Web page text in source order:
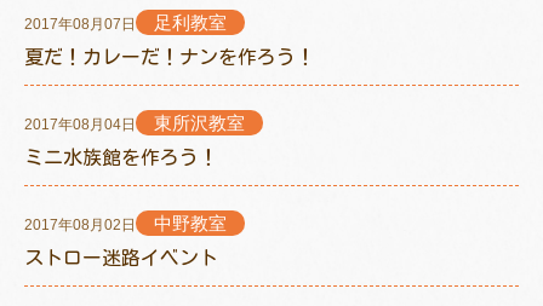
お役立ちコラム
教室一覧
ご利用について
2017年08月07日 足利教室
夏だ！カレーだ！ナンを作ろう！
2017年08月04日 東所沢教室
ミニ水族館を作ろう！
2017年08月02日 中野教室
ストロー迷路イベント